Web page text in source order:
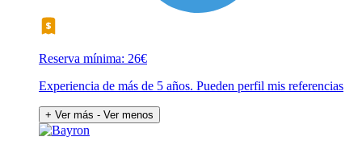
Reserva mínima: 26€
Experiencia de más de 5 años. Pueden perfil mis referencias
+ Ver más - Ver menos